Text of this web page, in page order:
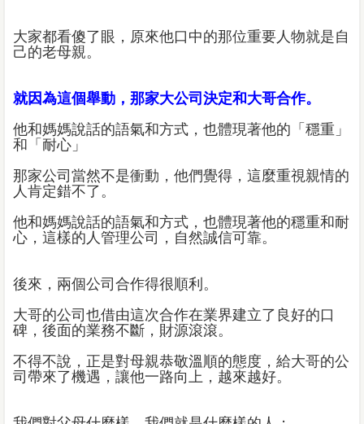
大家都看傻了眼，原來他口中的那位重要人物就是自
己的老母親。
就因為這個舉動，那家大公司決定和大哥合作。
他和媽媽說話的語氣和方式，也體現著他的「穩重」
和「耐心」
那家公司當然不是衝動，他們覺得，這麼重視親情的
人肯定錯不了。
他和媽媽說話的語氣和方式，也體現著他的穩重和耐
心，這樣的人管理公司，自然誠信可靠。
後來，兩個公司合作得很順利。
大哥的公司也借由這次合作在業界建立了良好的口
碑，後面的業務不斷，財源滾滾。
不得不說，正是對母親恭敬溫順的態度，給大哥的公
司帶來了機遇，讓他一路向上，越來越好。